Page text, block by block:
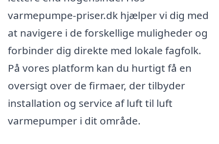
varmepumpe-priser.dk hjælper vi dig med
at navigere i de forskellige muligheder og
forbinder dig direkte med lokale fagfolk.
På vores platform kan du hurtigt få en
oversigt over de firmaer, der tilbyder
installation og service af luft til luft
varmepumper i dit område.